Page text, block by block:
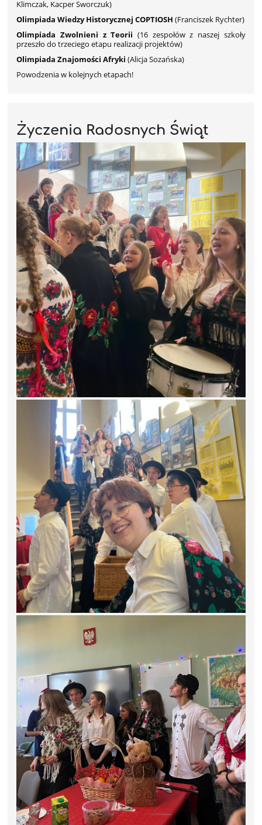
Klimczak, Kacper Sworczuk)
Olimpiada Wiedzy Historycznej COPTIOSH (Franciszek Rychter)
Olimpiada Zwolnieni z Teorii (16 zespołów z naszej szkoły
przeszło do trzeciego etapu realizacji projektów)
Olimpiada Znajomości Afryki (Alicja Sozańska)
Powodzenia w kolejnych etapach!
Życzenia Radosnych Świąt